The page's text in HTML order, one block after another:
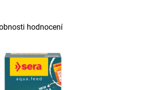
hodnocení